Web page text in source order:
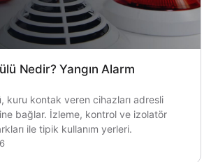
Nedir? Yangın Alarm
kuru kontak veren cihazları adresli
bağlar. İzleme, kontrol ve izolatör
ile tipik kullanım yerleri.